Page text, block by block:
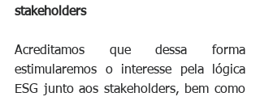
stakeholders
Acreditamos que dessa forma
estimularemos o interesse pela lógica
ESG junto aos stakeholders, bem como